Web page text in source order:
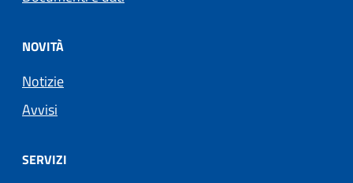
NOVITÀ
Notizie
Avvisi
SERVIZI